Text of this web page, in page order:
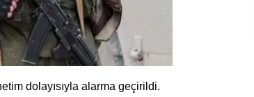
dolayısıyla alarma geçirildi.